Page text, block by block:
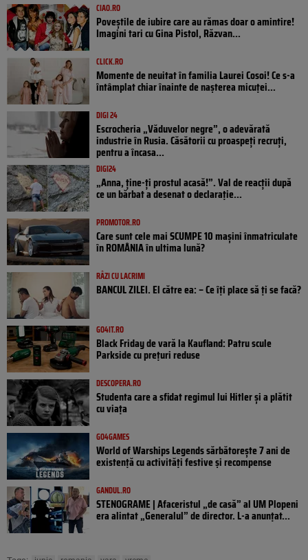
CIAO.RO
Poveştile de iubire care au rămas doar o amintire!
Imagini tari cu Gina Pistol, Răzvan...
CLICK.RO
Momente de neuitat în familia Laurei Cosoi! Ce s-a
întâmplat chiar înainte de nașterea micuței...
DIGI 24
Escrocheria „Văduvelor negre”, o adevărată
industrie în Rusia. Căsătorii cu proaspeți recruți,
pentru a încasa...
DIGI24
„Anna, ţine-ţi prostul acasă!”. Val de reacții după
ce un bărbat a desenat o declarație...
PROMOTOR.RO
Care sunt cele mai SCUMPE 10 mașini înmatriculate
în ROMÂNIA în ultima lună?
RÂZI CU LACRIMI
BANCUL ZILEI. El către ea: – Ce îți place să ți se facă?
GO4IT.RO
Black Friday de vară la Kaufland: Patru scule
Parkside cu prețuri reduse
DESCOPERA.RO
Studenta care a sfidat regimul lui Hitler și a plătit
cu viața
GO4GAMES
World of Warships Legends sărbătorește 7 ani de
existență cu activități festive și recompense
GANDUL.RO
STENOGRAME | Afaceristul „de casă” al UM Plopeni
era alintat „Generalul” de director. L-a anunțat...